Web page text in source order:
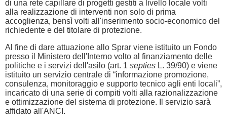
di una rete capillare di progetti gestiti a livello locale volti
alla realizzazione di interventi non solo di prima
accoglienza, bensì volti all'inserimento socio-economico del
richiedente e del titolare di protezione.
Al fine di dare attuazione allo Sprar viene istituito un Fondo
presso il Ministero dell'Interno volto al finanziamento delle
politiche e i servizi dell'asilo (art. 1 septies L. 39/90) e viene
istituito un servizio centrale di “informazione promozione,
consulenza, monitoraggio e supporto tecnico agli enti locali”,
incaricato di una serie di compiti volti alla razionalizzazione
e ottimizzazione del sistema di protezione. Il servizio sarà
affidato all'ANCI.